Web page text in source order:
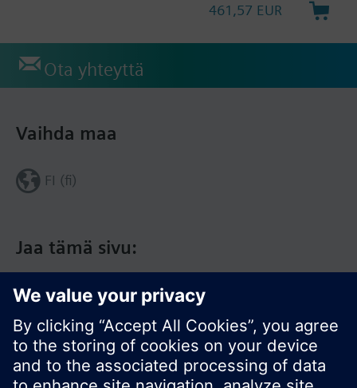
461,57 EUR
Ota yhteyttä
Jaa tämä sivu:
Vaihda maa
FI (fi)